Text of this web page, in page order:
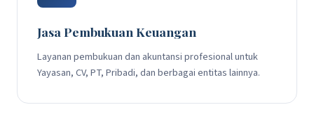
Jasa Pembukuan Keuangan
Layanan pembukuan dan akuntansi profesional untuk
Yayasan, CV, PT, Pribadi, dan berbagai entitas lainnya.